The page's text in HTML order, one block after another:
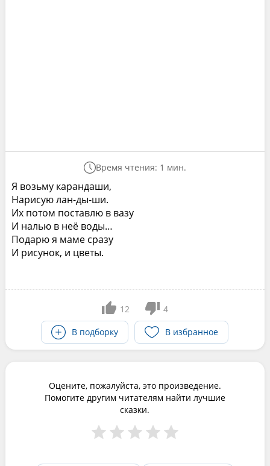
Время чтения: 1 мин.
Я возьму карандаши,
Нарисую лан-ды-ши.
Их потом поставлю в вазу
И налью в неё воды…
Подарю я маме сразу
И рисунок, и цветы.
12
4
В подборку
В избранное
Оцените, пожалуйста, это произведение.
Помогите другим читателям найти лучшие
сказки.